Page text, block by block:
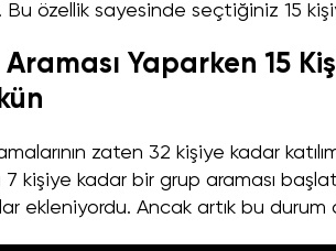
Bu özellik sayesinde seçtiğiniz 15
Yaparken 15
zaten 32 kişiye kadar
7 kişiye kadar bir grup araması
ekleniyordu. Ancak artık bu durum